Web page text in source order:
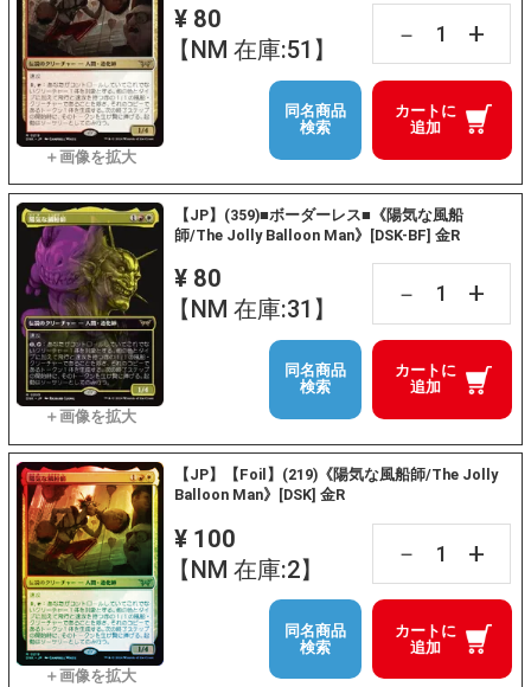
¥ 80
【NM 在庫:51】
－ +
カートに
追加
同名商品
検索
【JP】(359)■ボーダーレス■《陽気な風船
師/The Jolly Balloon Man》[DSK-BF] 金R
¥ 80
【NM 在庫:31】
－ +
カートに
追加
同名商品
検索
【JP】【Foil】(219)《陽気な風船師/The Jolly
Balloon Man》[DSK] 金R
¥ 100
【NM 在庫:2】
－ +
カートに
追加
同名商品
検索